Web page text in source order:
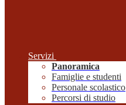
Servizi
Panoramica
Famiglie e studenti
Personale scolastico
Percorsi di studio